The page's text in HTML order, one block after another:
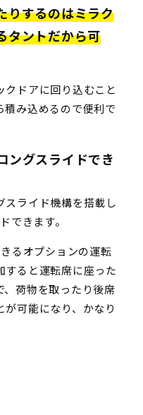
りするのはミラク
タントだから可
クドアに回り込むこと
積み込めるので便利で
ングスライドでき
スライド機構を搭載し
できます。
るオプションの運転
すると運転席に座った
、荷物を取ったり後席
可能になり、かなり